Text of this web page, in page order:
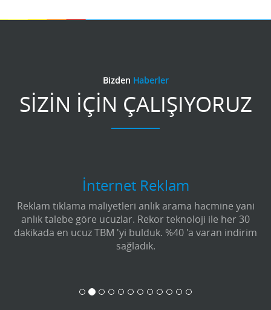
Bizden Haberler
SİZİN İÇİN ÇALIŞIYORUZ
İnternet Reklam
Reklam tıklama maliyetleri anlık arama hacmine yani
anlık talebe göre ucuzlar. Rekor teknoloji ile her 30
dakikada en ucuz TBM 'yi bulduk. %40 'a varan indirim
sağladık.